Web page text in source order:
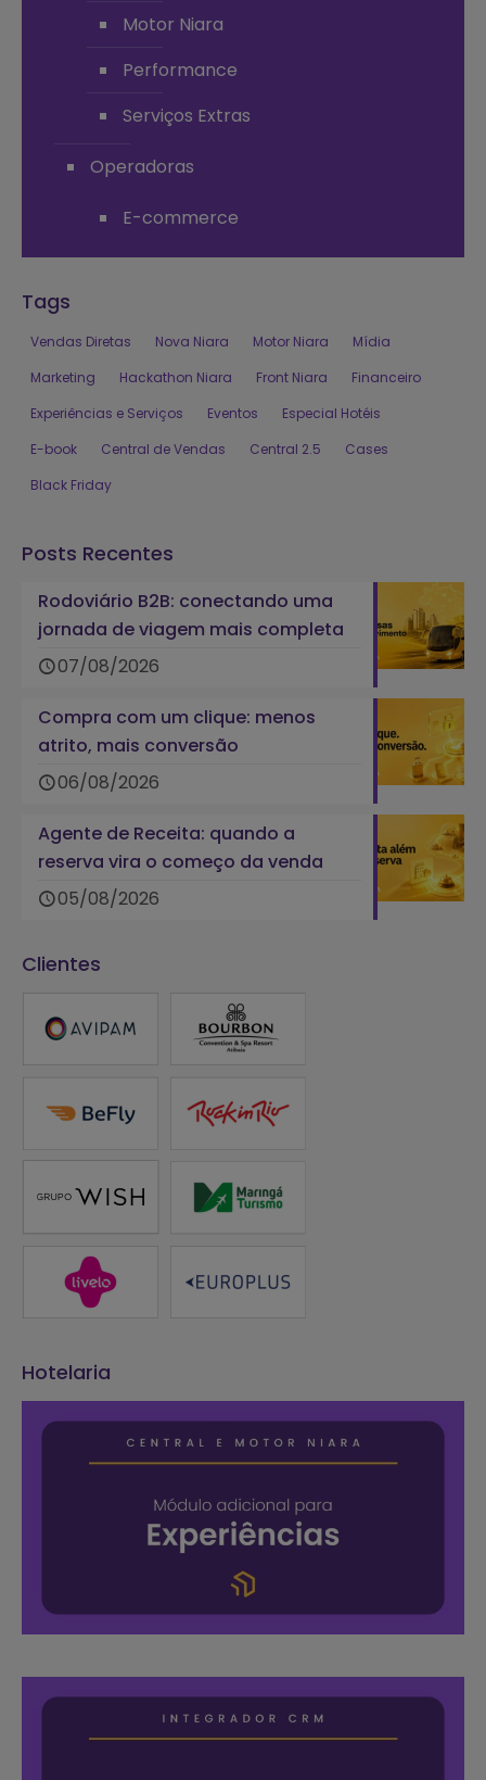
Motor Niara
Performance
Serviços Extras
Operadoras
E-commerce
Tags
Vendas Diretas Nova Niara Motor Niara
Mídia
Marketing
Hackathon Niara Front Niara
Financeiro
Experiências e Serviços
Eventos
Especial Hotéis
E-book
Central de Vendas Central 2.5
Cases
Black Friday
Posts Recentes
Rodoviário B2B: conectando uma
jornada de viagem mais completa
07/08/2026
Compra com um clique: menos
atrito, mais conversão
06/08/2026
Agente de Receita: quando a
reserva vira o começo da venda
05/08/2026
Clientes
Hotelaria